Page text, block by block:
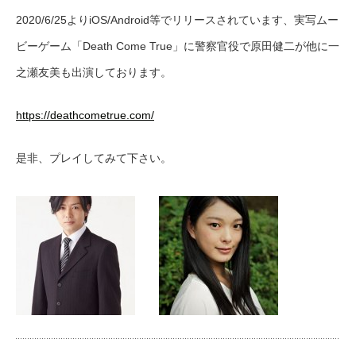
2020/6/25よりiOS/Android等でリリースされています、実写ムー
ビーゲーム「Death Come True」に警察官役で原田健二が他に一
之瀬友美も出演しております。
https://deathcometrue.com/
是非、プレイしてみて下さい。